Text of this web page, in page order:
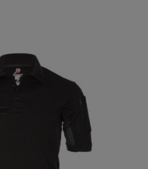
(z.B. in den Tropen)
nur aus Qualitätsmängeln